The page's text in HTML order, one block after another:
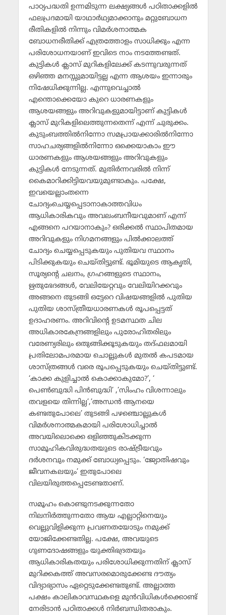
പാഠ്യപദ്ധതി ഉന്നമിടുന്ന ലക്ഷ്യങ്ങള്‍ പഠിതാക്കളില്‍
ഫലപ്രദമായി യാഥാര്‍ഥ്യമാക്കാനും മറ്റുബോധന
രീതികളില്‍ നിന്നും വിമര്‍ശനാത്മക
ബോധനരീതിക്ക് എത്രത്തോളം സാധിക്കും എന്ന
പരിശോധനയാണ് ഇവിടെ നാം നടത്തേണ്ടത്.
കുട്ടികള്‍ ക്ലാസ് മുറികളിലേക്ക് കടന്നുവരുന്നത്
ഒഴിഞ്ഞ മനസ്സുമായിട്ടല്ല എന്ന ആശയം ഇന്നാരും
നിഷേധിക്കുന്നില്ല. എന്നുവെച്ചാല്‍
എന്തൊക്കെയോ കുറെ ധാരണകളും
ആശയങ്ങളും അറിവുകളുമായിട്ടാണ് കുട്ടികള്‍
ക്ലാസ് മുറികളിലെത്തുന്നതെന്ന് എന്ന് ചുരുക്കം.
കുടുംബത്തില്‍നിന്നോ സമപ്രായക്കാരില്‍നിന്നോ
സാഹചര്യങ്ങളില്‍നിന്നോ ഒക്കെയാകാം ഈ
ധാരണകളും ആശയങ്ങളും അറിവുകളും
കുട്ടികള്‍ നേടുന്നത്. മുതിര്‍ന്നവരില്‍ നിന്ന്
കൈമാറിക്കിട്ടിയവയുമുണ്ടാകും. പക്ഷേ,
ഇവയെല്ലാംതന്നെ
ചോദ്യംചെയ്യപ്പെടാനാകാത്തവിധം
ആധികാരികവും അവലംബനീയവുമാണ് എന്ന്
എങ്ങനെ പറയാനാകും? ഒരിക്കല്‍ സ്ഥാപിതമായ
അറിവുകളും നിഗമനങ്ങളും പില്‍ക്കാലത്ത്
ചോദ്യം ചെയ്യപ്പെടുകയും പുതിയവ സ്ഥാനം
പിടിക്കുകയും ചെയ്തിട്ടുണ്ട്. ഭൂമിയുടെ ആകൃതി,
സൂര്യന്റെ ചലനം, ഗ്രഹങ്ങളുടെ സ്ഥാനം,
ഋതുഭേദങ്ങള്‍, വേലിയേറ്റവും വേലിയിറക്കവും
അങ്ങനെ തുടങ്ങി ഒട്ടേറെ വിഷയങ്ങളില്‍ പുതിയ
പുതിയ ശാസ്ത്രീയധാരണകള്‍ രൂപപ്പെട്ടത്
ഉദാഹരണം. അറിവിന്റെ ഉടമസ്ഥത ചില
അധികാരകേന്ദ്രങ്ങളിലും പുരോഹിതരിലും
വരേണ്യരിലും ഒതുങ്ങിക്കൂടുകയും തദ്ഫലമായി
പ്രതിലോമപരമായ ചൊല്ലുകള്‍ മുതല്‍ കപടമായ
ശാസ്ത്രങ്ങള്‍ വരെ രൂപപ്പെടുകയും ചെയ്തിട്ടുണ്ട്.
‘കാക്ക കുളിച്ചാല്‍ കൊക്കാകുമോ?’, ‘
പെണ്‍ബുദ്ധി പിന്‍ബുദ്ധി’ ,’സിംഹം വിശന്നാലും
തവളയെ തിന്നില്ല’,’അന്ധന്‍ ആനയെ
കണ്ടതുപോലെ’ തുടങ്ങി പഴഞ്ചൊല്ലുകള്‍
വിമര്‍ശനാത്മകമായി പരിശോധിച്ചാല്‍
അവയിലൊക്കെ ഒളിഞ്ഞുകിടക്കുന്ന
സാമൂഹികവിരുദ്ധതയുടെ രാഷ്ട്രീയവും
ദര്‍ശനവും നമുക്ക് ബോധ്യപ്പെടും. ‘ജ്യോതിഷവും
ജീവനകലയും’ ഇതുപോലെ
വിലയിരുത്തപ്പെടേണ്ടതാണ്.
സമൂഹം കൊണ്ടുനടക്കുന്നതോ
നിലനിര്‍ത്തുന്നതോ ആയ എല്ലാറ്റിനെയും
വെല്ലുവിളിക്കുന്ന പ്രവണതയോടും നമുക്ക്
യോജിക്കേണ്ടതില്ല. പക്ഷേ, അവയുടെ
ഗുണദോഷങ്ങളും യുക്തിഭദ്രതയും
ആധികാരികതയും പരിശോധിക്കുന്നതിന് ക്ലാസ്
മുറിക്കകത്ത് അവസരമൊരുക്കേണ്ട ദൗത്യം
വിദ്യാഭ്യാസം ഏറ്റെടുക്കേണ്ടതുണ്ട്. അല്ലാത്ത
പക്ഷം കാലികാവസ്ഥകളെ മുന്‍വിധികള്‍ക്കൊണ്ട്
നേരിടാന്‍ പഠിതാക്കള്‍ നിര്‍ബന്ധിതരാകും.